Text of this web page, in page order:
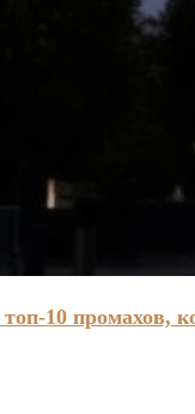
10 промахов,